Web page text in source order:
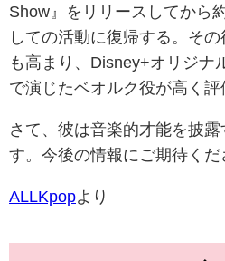
Show』をリリースしてから
しての活動に復帰する。そ
も高まり、Disney+オリジナ
で演じたベオルク役が高く評
さて、彼は音楽的才能を披
す。今後の情報にご期待くだ
ALLKpopより